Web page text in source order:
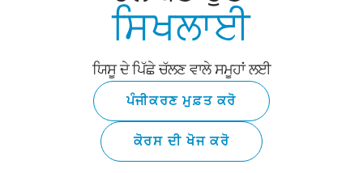
ਸਿਖਲਾਈ
ਯਿਸੂ ਦੇ ਪਿੱਛੇ ਚੱਲਣ ਵਾਲੇ ਸਮੂਹਾਂ ਲਈ
ਪੰਜੀਕਰਣ ਮੁਫ਼ਤ ਕਰੋ
ਕੋਰਸ ਦੀ ਖੋਜ ਕਰੋ